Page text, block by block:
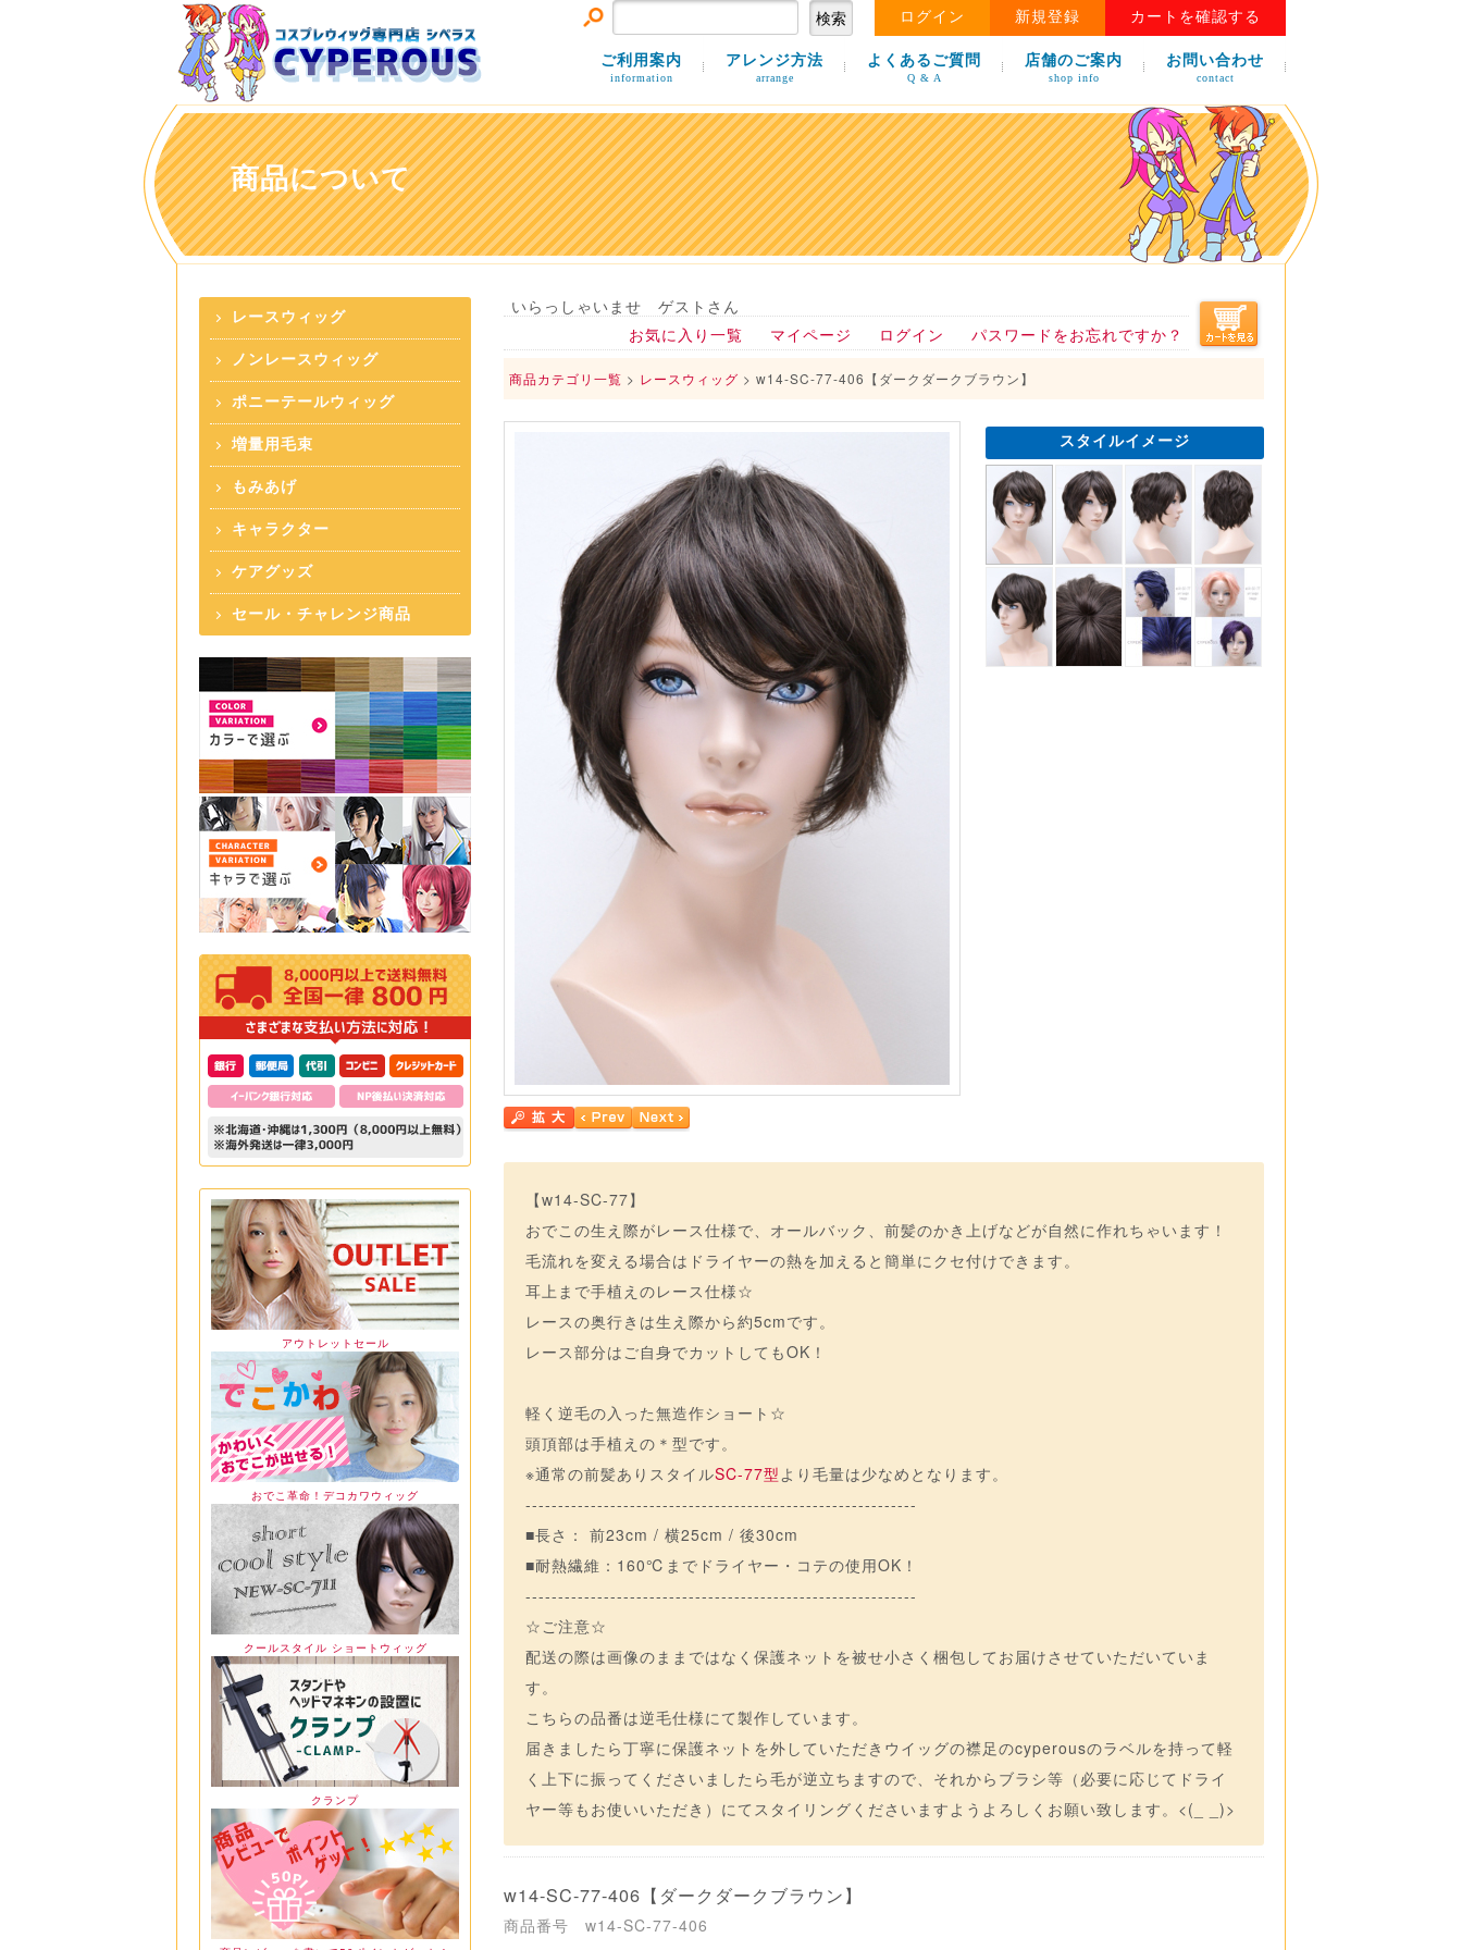
ログイン 新規登録 カートを確認する
ご利用案内
information
アレンジ方法
arrange
よくあるご質問
Q & A
店舗のご案内
shop info
お問い合わせ
contact
商品について
レースウィッグ
ノンレースウィッグ
ポニーテールウィッグ
増量用毛束
もみあげ
キャラクター
ケアグッズ
セール・チャレンジ商品
アウトレットセール
おでこ革命！デコカワウィッグ
クールスタイル ショートウィッグ
クランプ
いらっしゃいませ ゲストさん
お気に入り一覧
マイページ ログイン パスワードをお忘れですか？
商品カテゴリ一覧 > レースウィッグ > w14-SC-77-406【ダークダークブラウン】
スタイルイメージ
【w14-SC-77】
おでこの生え際がレース仕様で、オールバック、前髪のかき上げなどが自然に作れちゃいます！
毛流れを変える場合はドライヤーの熱を加えると簡単にクセ付けできます。
耳上まで手植えのレース仕様☆
レースの奥行きは生え際から約5cmです。
レース部分はご自身でカットしてもOK！
軽く逆毛の入った無造作ショート☆
頭頂部は手植えの＊型です。
※通常の前髪ありスタイルSC-77型より毛量は少なめとなります。
------------------------------------------------------------
■長さ： 前23cm / 横25cm / 後30cm
■耐熱繊維：160℃までドライヤー・コテの使用OK！
------------------------------------------------------------
☆ご注意☆
配送の際は画像のままではなく保護ネットを被せ小さく梱包してお届けさせていただいていま
す。
こちらの品番は逆毛仕様にて製作しています。
届きましたら丁寧に保護ネットを外していただきウイッグの襟足のcyperousのラベルを持って軽
く上下に振ってくださいましたら毛が逆立ちますので、それからブラシ等（必要に応じてドライ
ヤー等もお使いいただき）にてスタイリングくださいますようよろしくお願い致します。<(_ _)>
w14-SC-77-406 【ダークダークブラウン】
商品番号 w14-SC-77-406